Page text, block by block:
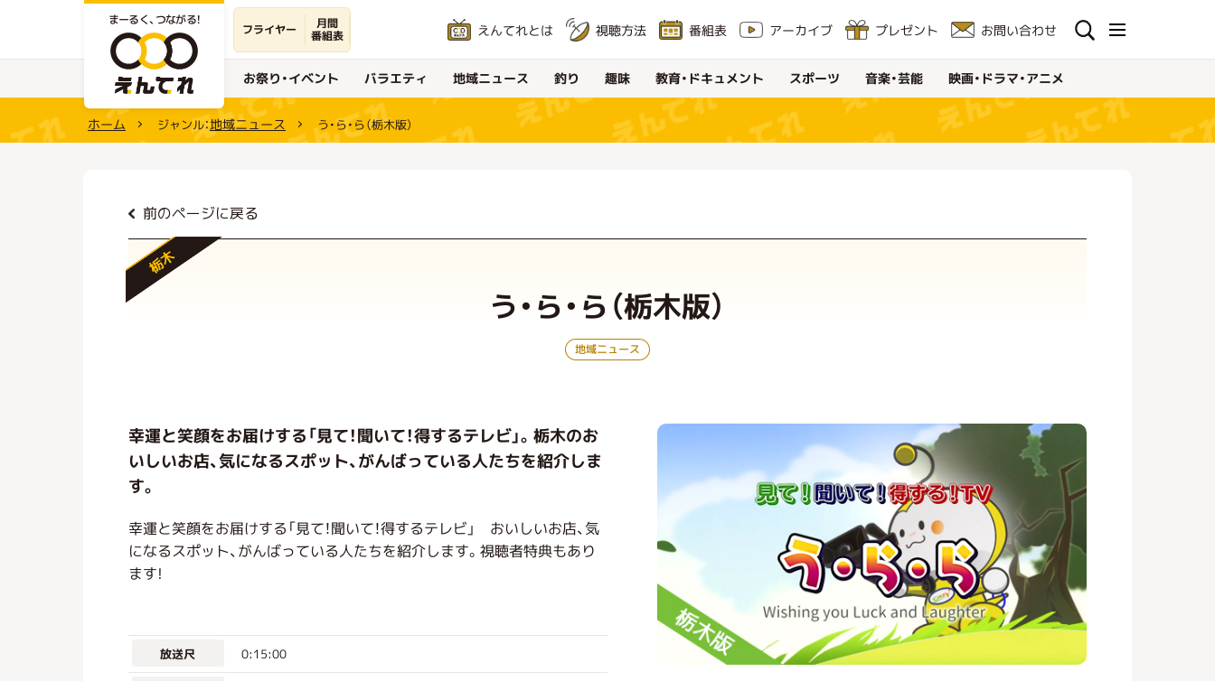
まーるく、つながる！
フライヤー 月間
番組表 えんてれとは 視聴方法 番組表 アーカイブ プレゼント お問い合わせ
お祭り・イベント バラエティ 地域ニュース 釣り 趣味 教育・ドキュメント スポーツ 音楽・芸能 映画・ドラマ・アニメ
ホーム ジャンル：地域ニュース う・ら・ら（栃木版）
前のページに戻る
栃木
う・ら・ら（栃木版）
地域ニュース
幸運と笑顔をお届けする「見て！聞いて！得するテレビ」。栃木のお
いしいお店、気になるスポット、がんばっている人たちを紹介しま
す。
幸運と笑顔をお届けする「見て！聞いて！得するテレビ」 おいしいお店、気
になるスポット、がんばっている人たちを紹介します。視聴者特典もあり
ます!
放送尺 0:15:00